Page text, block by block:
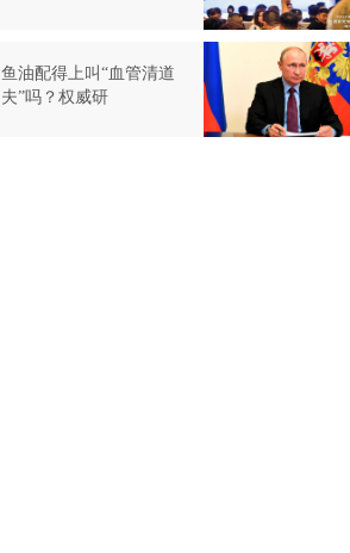
鱼油配得上叫“血管清道
夫”吗？权威研